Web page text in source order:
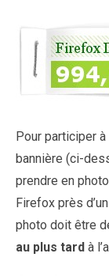
Pour participer
bannière (ci-
prendre en
Firefox près
photo doit être
au plus tard à